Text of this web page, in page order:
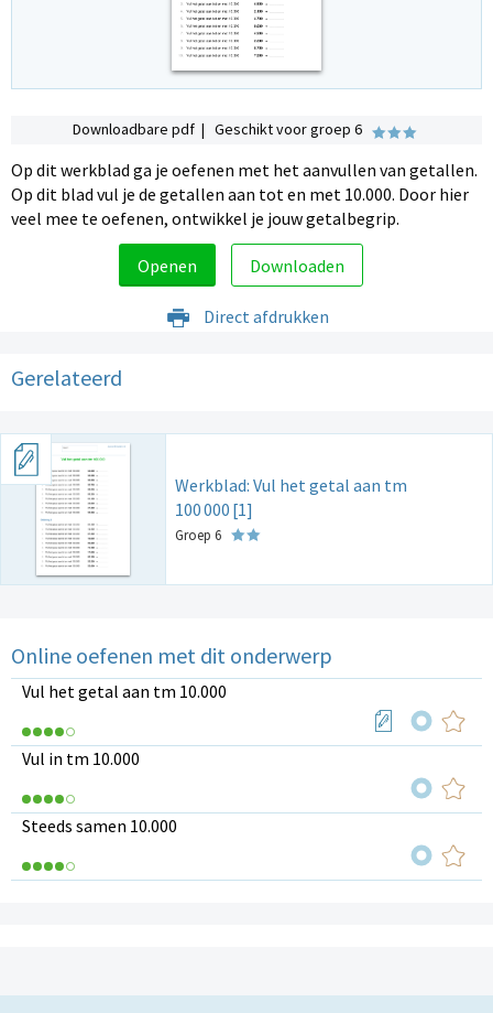
Downloadbare pdf | Geschikt voor groep 6
Op dit werkblad ga je oefenen met het aanvullen van getallen.
Op dit blad vul je de getallen aan tot en met 10.000. Door hier
veel mee te oefenen, ontwikkel je jouw getalbegrip.
Openen Downloaden
Direct afdrukken
Gerelateerd
Werkblad: Vul het getal aan tm
100000 [1]
Groep 6
Online oefenen met dit onderwerp
Vul het getal aan tm 10.000
Vul in tm 10.000
Steeds samen 10.000